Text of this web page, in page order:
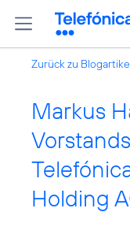
Zurück zu
Markus
Holding